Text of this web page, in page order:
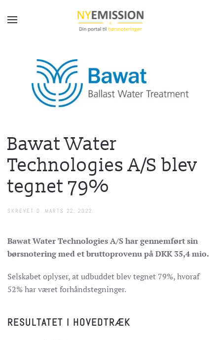
Gå til hovedindhold
Bawat Water
Technologies A/S blev
tegnet 79%
SKREVET D. MARTS 22, 2022 .
Bawat Water Technologies A/S har gennemført sin
børsnotering med et bruttoprovenu på DKK 35,4 mio.
Selskabet oplyser, at udbuddet blev tegnet 79%, hvoraf
52% har været forhåndstegninger.
RESULTATET I HOVEDTRÆK